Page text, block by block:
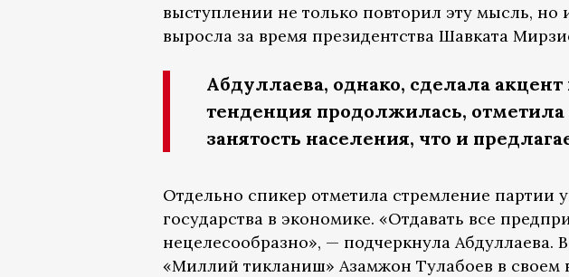
выступлении не только повторил эту мысль, но
выросла за время президентства Шавката
Абдуллаева, однако, сделала
тенденция продолжилась, отметила
занятость населения, что и
Отдельно спикер отметила стремление партии
государства в экономике. «Отдавать все
нецелесообразно», — подчеркнула Абдуллаева.
«Миллий тикланиш» Азамжон Тулабоев в своем